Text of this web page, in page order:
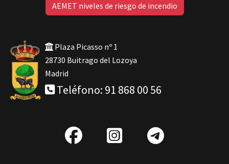
AEMET niveles de riesgo de incendio
Plaza Picasso nº 1
28730 Buitrago del Lozoya
Madrid
Teléfono: 91 868 00 56
fab
IG